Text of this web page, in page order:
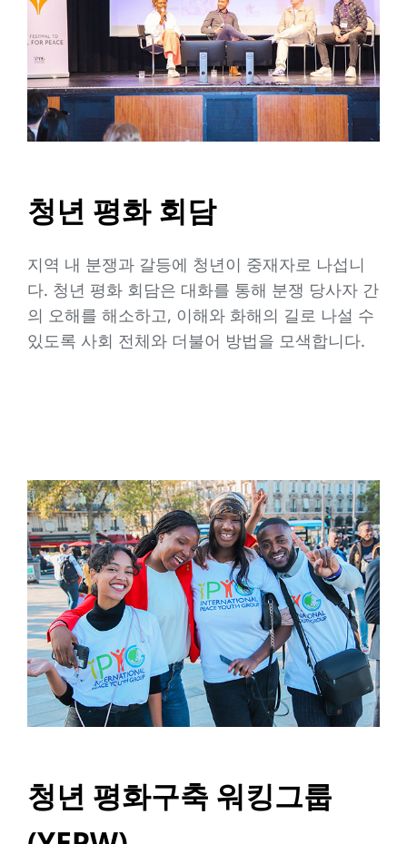
청년 평화 회담
지역 내 분쟁과 갈등에 청년이 중재자로 나섭니
다. 청년 평화 회담은 대화를 통해 분쟁 당사자 간
의 오해를 해소하고, 이해와 화해의 길로 나설 수
있도록 사회 전체와 더불어 방법을 모색합니다.
청년 평화구축 워킹그룹